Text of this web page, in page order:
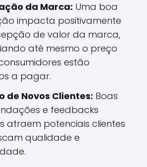
da Marca: Uma boa
impacta positivamente
de valor da marca,
até mesmo o preço
estão
a pagar.
de Novos Clientes: Boas
e feedbacks
atraem potenciais clientes
qualidade e